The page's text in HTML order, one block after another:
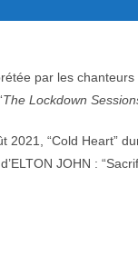
par les chanteurs
The Lockdown
2021, “Cold Heart”
JOHN :